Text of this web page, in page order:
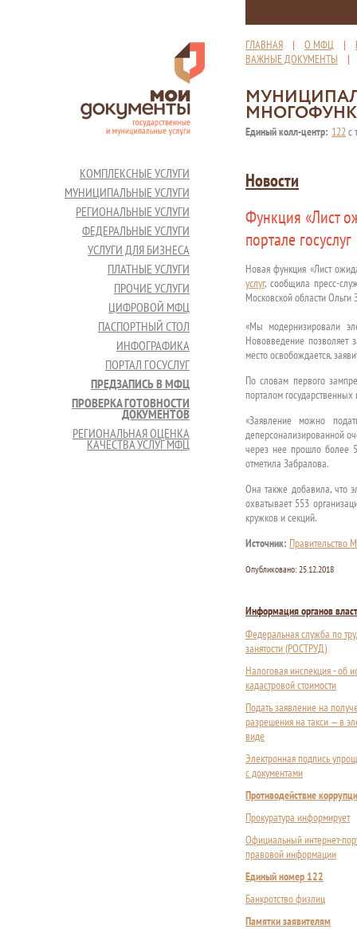
ГЛАВНАЯ | О МФЦ |
ВАЖНЫЕ ДОКУМЕНТЫ
Единый колл-центр: 122с
КОМПЛЕКСНЫЕ УСЛУГИ
МУНИЦИПАЛЬНЫЕ УСЛУГИ
РЕГИОНАЛЬНЫЕ УСЛУГИ
ФЕДЕРАЛЬНЫЕ УСЛУГИ
УСЛУГИ ДЛЯ БИЗНЕСА
ПЛАТНЫЕ УСЛУГИ
ПРОЧИЕ УСЛУГИ
ЦИФРОВОЙ МФЦ
ПАСПОРТНЫЙ СТОЛ
ИНФОГРАФИКА
ПОРТАЛ ГОСУСЛУГ
ПРЕДЗАПИСЬ В МФЦ
ПРОВЕРКА ГОТОВНОСТИ
ДОКУМЕНТОВ
РЕГИОНАЛЬНАЯ ОЦЕНКА
КАЧЕСТВА УСЛУГ МФЦ
Новости
Функция «Лист
портале госуслуг
Новая функция «Лист
услуг, сообщила пресс-
Московской области Ольги
«Мы модернизировали
Нововведение позволяет
место освобождается,
По словам первого
порталом
«Заявление можно
деперсонализированной
через нее прошло более
отметила Забралова.
Она также добавила, что
охватывает 553
кружков и секций.
Источник: Правительство
Опубликовано: 25.12.2018
Информация органов
Федеральная служба по
занятости (РОСТРУД)
Налоговая инспекция - об
кадастровой стоимости
Подать заявление на
разрешения на такси — в
виде
Электронная подпись
с документами
Противодействие
Прокуратура информирует
Официальный интернет-
правовой информации
Единый номер 122
Банкротство физлиц
Памятки заявителям